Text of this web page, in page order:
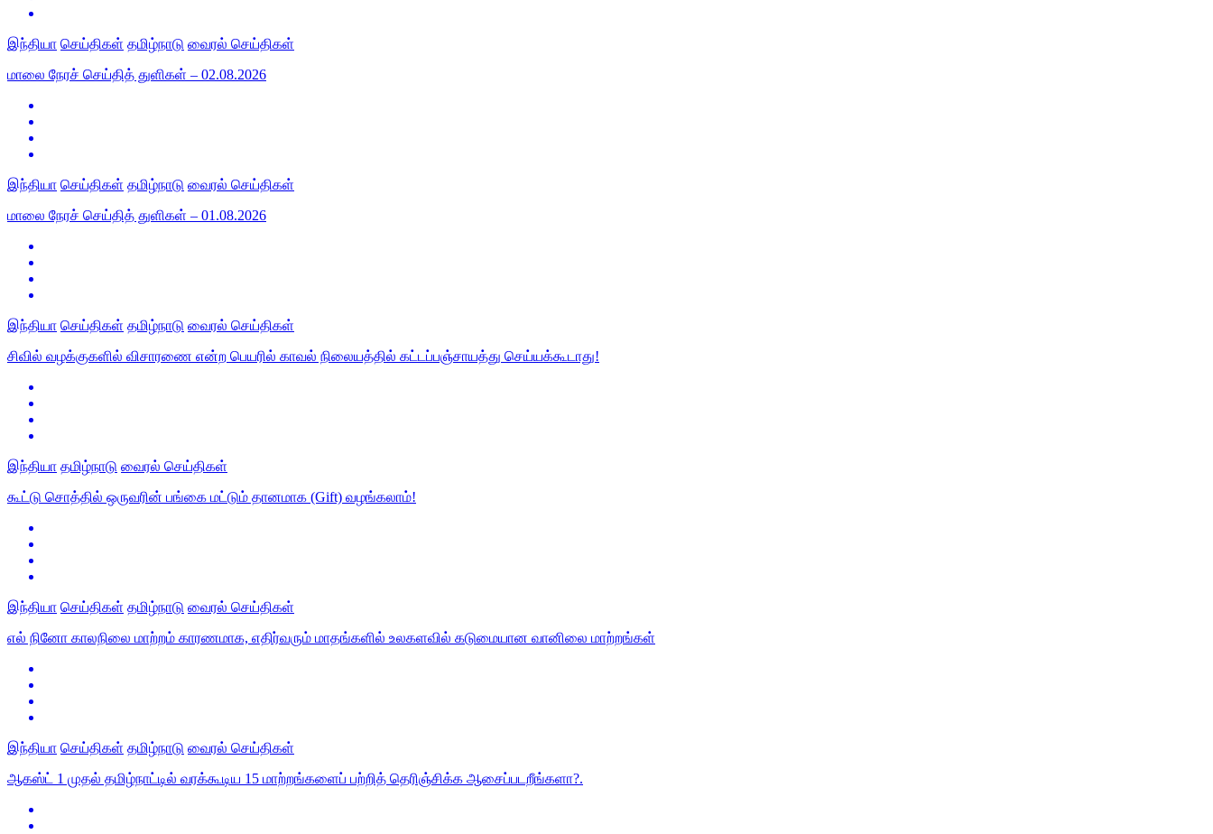
இந்தியா செய்திகள் தமிழ்நாடு வைரல் செய்திகள்
மாலை நேரச் செய்தித் துளிகள் – 02.08.2026
இந்தியா செய்திகள் தமிழ்நாடு வைரல் செய்திகள்
மாலை நேரச் செய்தித் துளிகள் – 01.08.2026
இந்தியா செய்திகள் தமிழ்நாடு வைரல் செய்திகள்
சிவில் வழக்குகளில் விசாரணை என்ற பெயரில் காவல் நிலையத்தில் கட்டப்பஞ்சாயத்து செய்யக்கூடாது!
இந்தியா தமிழ்நாடு வைரல் செய்திகள்
கூட்டு சொத்தில் ஒருவரின் பங்கை மட்டும் தானமாக (Gift) வழங்கலாம்!
இந்தியா செய்திகள் தமிழ்நாடு வைரல் செய்திகள்
எல் நினோ காலநிலை மாற்றம் காரணமாக, எதிர்வரும் மாதங்களில் உலகளவில் கடுமையான வானிலை மாற்றங்கள்
இந்தியா செய்திகள் தமிழ்நாடு வைரல் செய்திகள்
ஆகஸ்ட் 1 முதல் தமிழ்நாட்டில் வரக்கூடிய 15 மாற்றங்களைப் பற்றித் தெரிஞ்சிக்க ஆசைப்படறீங்களா?.